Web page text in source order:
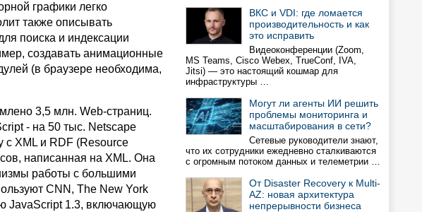
графики легко
также описывать
поиска и индексации
создавать анимационные
(в браузере необходима,
3,5 млн. Web-страниц.
- на 50 тыс. Netscape
с XML и RDF (Resource
написанная на XML. Она
работы с большими
CNN, The New York
JavaScript 1.3, включающую
ВКС и VDI: где ломается
производительность и как
это исправить
Видеоконференции (Zoom,
MS Teams, Cisco Webex, TrueConf, IVA,
Jitsi) — это настоящий кошмар для
инфраструктуры …
Могут ли агенты ИИ решить
проблемы мониторинга и
масштабирования в сети?
Сетевые руководители знают,
что их сотрудники ежедневно сталкиваются
с огромным потоком данных и телеметрии …
От Disaster Recovery к Multi-
AZ: новая архитектура
непрерывности бизнеса